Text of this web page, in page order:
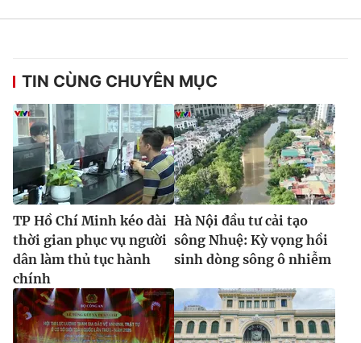
TIN CÙNG CHUYÊN MỤC
TP Hồ Chí Minh kéo dài
thời gian phục vụ người
dân làm thủ tục hành
chính
Hà Nội đầu tư cải tạo
sông Nhuệ: Kỳ vọng hồi
sinh dòng sông ô nhiễm